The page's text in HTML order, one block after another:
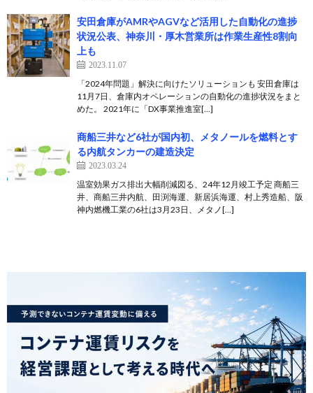
安田倉庫がAMRやAGVなど活用した自動化の進捗
状況公表、神奈川・厚木営業所は作業生産性8割向
上も
2023.11.07
「2024年問題」解決に向けたソリューションも 安田倉庫は
11月7日、倉庫内オペレーションの自動化の進捗状況をまと
めた。 2021年に「DX事業推進室[…]
商船三井など6社が国内初、メタノールを燃料とす
る内航タンカーの建造決定
2023.03.24
温室効果ガス排出大幅削減図る、24年12月竣工予定 商船三
井、商船三井内航、田渕海運、新居浜海運、村上秀造船、阪
神内燃機工業の6社は3月23日、メタノ[…]